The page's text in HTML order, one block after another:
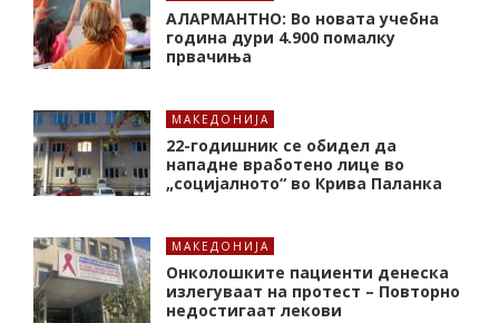
АЛАРМАНТНО: Во новата учебна
година дури 4.900 помалку
првачиња
МАКЕДОНИЈА
22-годишник се обидел да
нападне вработено лице во
„социјалното“ во Крива Паланка
МАКЕДОНИЈА
Онколошките пациенти денеска
излегуваат на протест – Повторно
недостигаат лекови